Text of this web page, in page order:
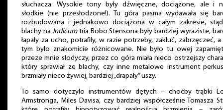
słuchacza. Wysokie tony były dźwięczne, dociążone, ale i
słodkie (nie przesłodzone!). Tu góra pasma wydawała się
rozbudowana i jednakowo dociążona w całym zakresie,
blachy na Indicumtria Bobo Stensona były bardziej wyraziste,
łapały za ucho, potrafiły, w razie potrzeby, zakłuć, zabrzęczeć,
tym było znakomicie różnicowane. Nie było tu owej
przeze mnie słodyczy, przez co góra miała nieco ostrzejszy
który sprawiał że blachy, czy inne metalowe instrument
brzmiały nieco żywiej, bardziej „drapały” uszy.
To samo dotyczyło instrumentów dętych – choćby trąbki
Armstronga, Miles Davisa, czy bardziej współcześnie Tomasza